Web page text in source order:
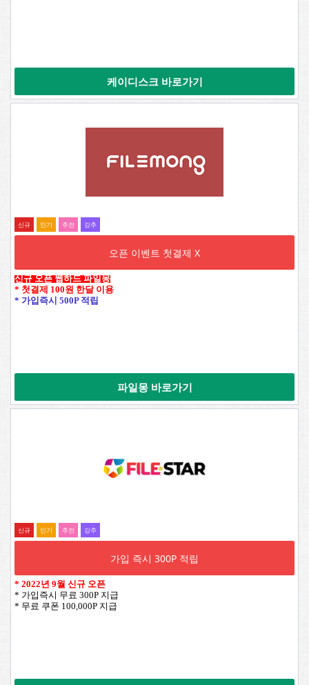
케이디스크 바로가기
신규 인기 추전 강추
오픈 이벤트 첫결제 X
신규 오픈 웹하드 파일몽
* 첫결제 100원 한달 이용
* 가입즉시 500P 적립
파일몽 바로가기
신규 인기 추전 강추
가입 즉시 300P 적립
* 2022년 9월 신규 오픈
* 가입즉시 무료 300P 지급
* 무료 쿠폰 100,000P 지급